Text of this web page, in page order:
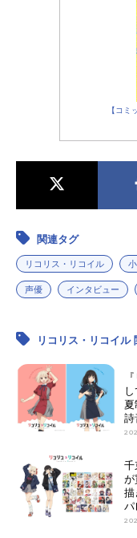
【コミ
関連タグ
リコリス・リコイル
声優 インタビュー
リコリス・リコイル
詩
千
が
描
パ